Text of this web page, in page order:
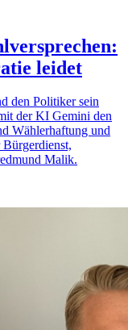
leidet
den Politiker sein
der KI Gemini den
Wählerhaftung und
Malik.